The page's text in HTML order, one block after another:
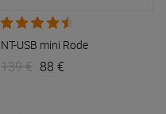
NT-USB mini Rode
139 € 88 €